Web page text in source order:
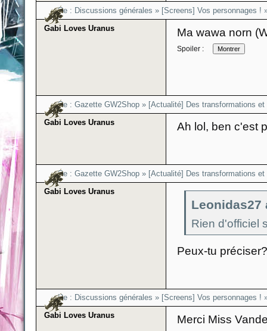
Re : Discussions générales » [Screens] Vos personnages !
Gabi Loves Uranus
Ma wawa norn
Spoiler :
Re : Gazette GW2Shop » [Actualité] Des transformations et
Gabi Loves Uranus
Ah lol, ben c'est
Re : Gazette GW2Shop » [Actualité] Des transformations et
Gabi Loves Uranus
Leonidas27
Rien d'officiel
Peux-tu préciser?
Re : Discussions générales » [Screens] Vos personnages !
Gabi Loves Uranus
Merci Miss